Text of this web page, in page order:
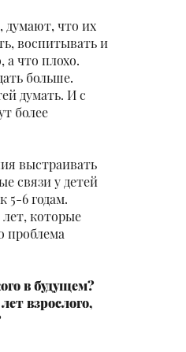
думают, что их
воспитывать и
а что плохо.
больше.
думать. И с
более
выстраивать
связи у детей
5-6 годам.
которые
проблема
в будущем?
взрослого,